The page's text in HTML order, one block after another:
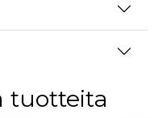
tuotteita